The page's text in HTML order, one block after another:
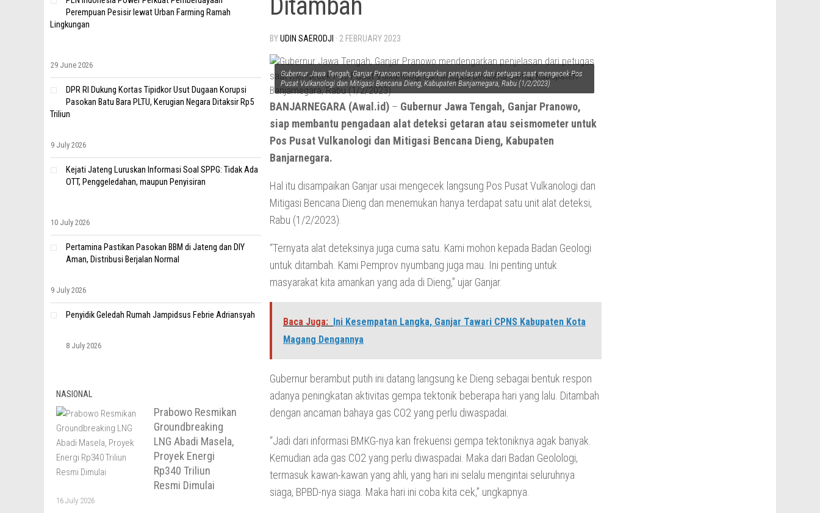
BYUDIN SAERODJI · 2 FEBRUARY 2023
Gubernur Jawa Tengah, Ganjar Pranowo mendengarkan penjelasan dari petugas saat mengecek Pos
Pusat Vulkanologi dan Mitigasi Bencana Dieng, Kabupaten Banjarnegara, Rabu (1/2/2023)
BANJARNEGARA (Awal.id) – Gubernur Jawa Tengah, Ganjar Pranowo,
siap membantu pengadaan alat deteksi getaran atau seismometer untuk
Pos Pusat Vulkanologi dan Mitigasi Bencana Dieng, Kabupaten
Banjarnegara.
Hal itu disampaikan Ganjar usai mengecek langsung Pos Pusat Vulkanologi dan
Mitigasi Bencana Dieng dan menemukan hanya terdapat satu unit alat deteksi,
Rabu (1/2/2023).
“Ternyata alat deteksinya juga cuma satu. Kami mohon kepada Badan Geologi
untuk ditambah. Kami Pemprov nyumbang juga mau. Ini penting untuk
masyarakat kita amankan yang ada di Dieng,” ujar Ganjar.
Baca Juga: Ini Kesempatan Langka, Ganjar Tawari CPNS Kabupaten Kota
Magang Dengannya
Gubernur berambut putih ini datang langsung ke Dieng sebagai bentuk respon
adanya peningkatan aktivitas gempa tektonik beberapa hari yang lalu. Ditambah
dengan ancaman bahaya gas CO2 yang perlu diwaspadai.
“Jadi dari informasi BMKG-nya kan frekuensi gempa tektoniknya agak banyak.
Kemudian ada gas CO2 yang perlu diwaspadai. Maka dari Badan Geolologi,
termasuk kawan-kawan yang ahli, yang hari ini selalu mengintai seluruhnya
siaga, BPBD-nya siaga. Maka hari ini coba kita cek,” ungkapnya.
Perempuan Pesisir lewat Urban Farming Ramah
Lingkungan
29 June 2026
DPR RI Dukung Kortas Tipidkor Usut Dugaan Korupsi
Pasokan Batu Bara PLTU, Kerugian Negara Ditaksir Rp5
Triliun
9 July 2026
Kejati Jateng Luruskan Informasi Soal SPPG: Tidak Ada
OTT, Penggeledahan, maupun Penyisiran
10 July 2026
Pertamina Pastikan Pasokan BBM di Jateng dan DIY
Aman, Distribusi Berjalan Normal
9 July 2026
Penyidik Geledah Rumah Jampidsus Febrie Adriansyah
8 July 2026
NASIONAL
Prabowo Resmikan
Groundbreaking
LNG Abadi Masela,
Proyek Energi
Rp340 Triliun
Resmi Dimulai
16 July 2026